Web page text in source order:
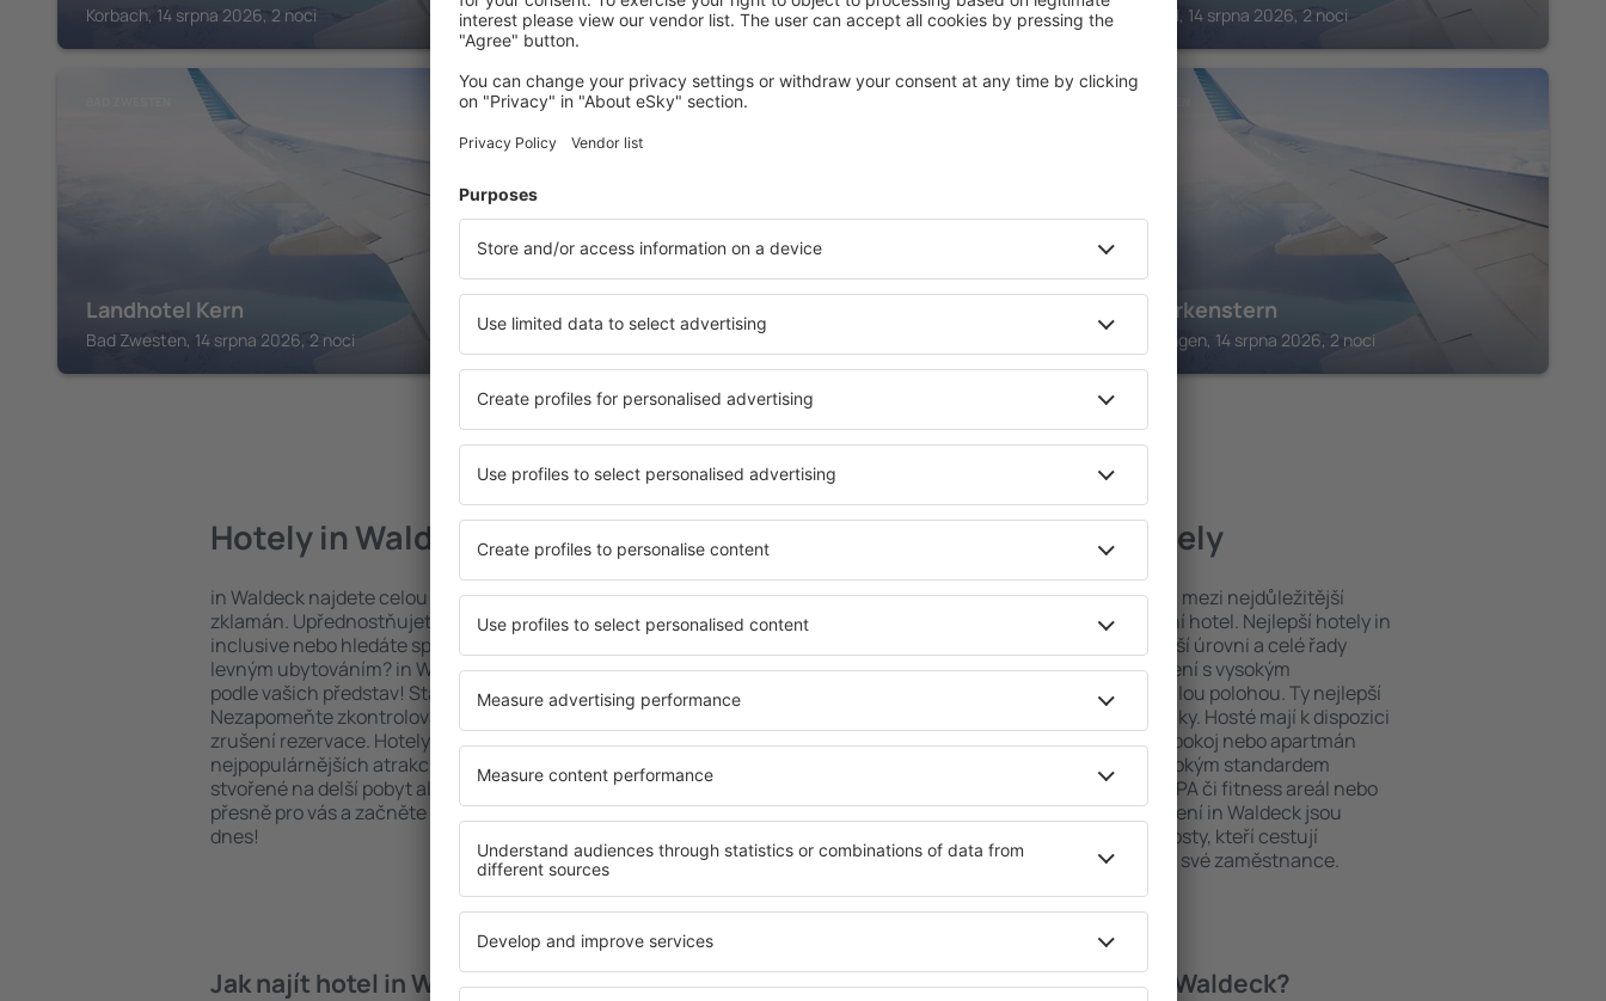
Korbach, 14 srpna 2026, 2 noci Korbach, 14 srpna 2026, 2 noci Bad Emstal, 14 srpna 2026, 2 noci
Landhotel Kern
Bad Zwesten, 14 srpna 2026, 2 noci
BAD AROLSEN
Hotel Luisen-Mühle
Bad Arolsen, 14 srpna 2026, 2 noci
Hotel Birkenstern
Bad Wildungen, 14 srpna 2026, 2 noci
Zobrazit více hotelů in Waldeck
Hotely in Waldeck
in Waldeck najdete celou řadu hotelů. Žádný návštěvník nebude
zklamán. Upřednostňujete hotel na vysoké úrovni a nabídkou all
inclusive nebo hledáte spíše místa s poklidnou atmosférou a
levným ubytováním? in Waldeck na vás čeká ubytování přesně
podle vašich představ! Stačí zvolit polohu a standard hotelu.
Nezapomeňte zkontrolovat způsob platby a možnost bezplatného
zrušení rezervace. Hotely in Waldeck se nacházejí jak v blízkosti
nejpopulárnějších atrakcí, tak i v poklidnějších čtvrtích. Jsou jako
stvořené na delší pobyt ale i krátký výlet o víkendu. Vyberte hotel
přesně pro vás a začněte se balit na výlet nebo služební cestu už
dnes!
Waldeck – nejlepší hotely
Komplexní služby a výhodná poloha patří mezi nejdůležitější
kritéria, která musí splnit každý exklusivní hotel. Nejlepší hotely in
Waldeck jsou zárukou obsluhy na nejvyšší úrovni a celé řady
dalších výhod pro hosty. Ubytovací zařízení s vysokým
standardem se mohou pochlubit dokonalou polohou. Ty nejlepší
atrakce in Waldeck tak máte na dosah ruky. Hosté mají k dispozici
i bezplatné parkování a mohou si vybrat pokoj nebo apartmán
přesně podle svých představ. Hotel s vysokým standardem
znamená mimo jiné i různorodé menu, SPA či fitness areál nebo
atrakce pro děti. Nejlepší ubytovací zařízení in Waldeck jsou
skvělým řešením pro páry, rodiny a pro hosty, kteří cestují
služebně nebo chtějí pořádat školení pro své zaměstnance.
Jak najít hotel in Waldeck? Jaké zařízení nabízí hotely in Waldeck?